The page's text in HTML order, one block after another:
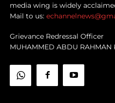
media wing is widely
Mail to us:
Grievance Redressal Officer
MUHAMMED ABDU RAHMAN